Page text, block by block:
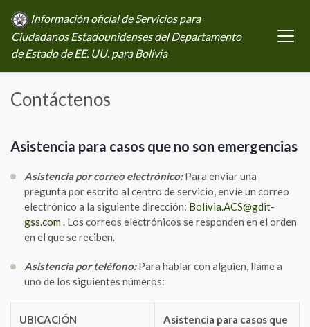
Información oficial de Servicios para
Ciudadanos Estadounidenses del Departamento
de Estado de EE. UU. para Bolivia
Contáctenos
Asistencia para casos que no son emergencias
Asistencia por correo electrónico:Para enviar una
pregunta por escrito al centro de servicio, envíe un correo
electrónico a la siguiente dirección: Bolivia.ACS@gdit-
gss.com . Los correos electrónicos se responden en el orden
en el que se reciben.
Asistencia por teléfono:Para hablar con alguien, llame a
uno de los siguientes números:
UBICACIÓN
Asistencia para casos que